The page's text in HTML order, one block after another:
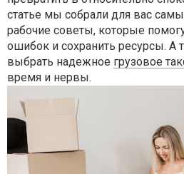
статье мы собрали для вас
рабочие советы, которые
ошибок и сохранить ресурсы. А
выбрать надежное грузовое
время и нервы.